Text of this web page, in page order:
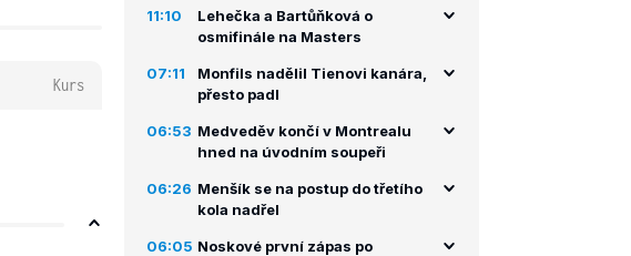
Kurs
11:10
Lehečka a Bartůňková o
osmifinále na Masters
07:11
Monfils nadělil Tienovi kanára,
přesto padl
06:53 Medveděv končí v Montrealu
hned na úvodním soupeři
06:26 Menšík se na postup do třetího
kola nadřel
06:05 Noskové první zápas po